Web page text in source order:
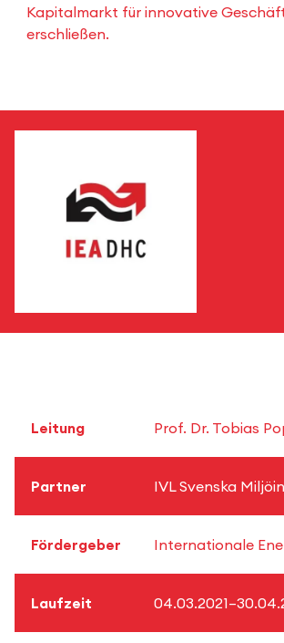
Kapitalmarkt für innovative
erschließen.
Leitung Prof. Dr. Tobias
Partner IVL Svenska
Fördergeber Internationale
Laufzeit